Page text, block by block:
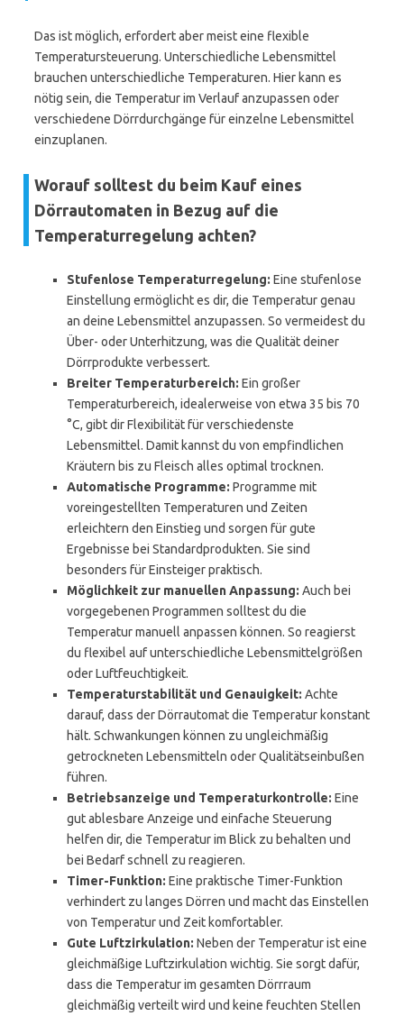
Das ist möglich, erfordert aber meist eine flexible
Temperatursteuerung. Unterschiedliche Lebensmittel
brauchen unterschiedliche Temperaturen. Hier kann es
nötig sein, die Temperatur im Verlauf anzupassen oder
verschiedene Dörrdurchgänge für einzelne Lebensmittel
einzuplanen.
Worauf solltest du beim Kauf eines
Dörrautomaten in Bezug auf die
Temperaturregelung achten?
Stufenlose Temperaturregelung: Eine stufenlose
Einstellung ermöglicht es dir, die Temperatur genau
an deine Lebensmittel anzupassen. So vermeidest du
Über- oder Unterhitzung, was die Qualität deiner
Dörrprodukte verbessert.
Breiter Temperaturbereich: Ein großer
Temperaturbereich, idealerweise von etwa 35 bis 70
°C, gibt dir Flexibilität für verschiedenste
Lebensmittel. Damit kannst du von empfindlichen
Kräutern bis zu Fleisch alles optimal trocknen.
Automatische Programme: Programme mit
voreingestellten Temperaturen und Zeiten
erleichtern den Einstieg und sorgen für gute
Ergebnisse bei Standardprodukten. Sie sind
besonders für Einsteiger praktisch.
Möglichkeit zur manuellen Anpassung: Auch bei
vorgegebenen Programmen solltest du die
Temperatur manuell anpassen können. So reagierst
du flexibel auf unterschiedliche Lebensmittelgrößen
oder Luftfeuchtigkeit.
Temperaturstabilität und Genauigkeit: Achte
darauf, dass der Dörrautomat die Temperatur konstant
hält. Schwankungen können zu ungleichmäßig
getrockneten Lebensmitteln oder Qualitätseinbußen
führen.
Betriebsanzeige und Temperaturkontrolle: Eine
gut ablesbare Anzeige und einfache Steuerung
helfen dir, die Temperatur im Blick zu behalten und
bei Bedarf schnell zu reagieren.
Timer-Funktion: Eine praktische Timer-Funktion
verhindert zu langes Dörren und macht das Einstellen
von Temperatur und Zeit komfortabler.
Gute Luftzirkulation: Neben der Temperatur ist eine
gleichmäßige Luftzirkulation wichtig. Sie sorgt dafür,
dass die Temperatur im gesamten Dörrraum
gleichmäßig verteilt wird und keine feuchten Stellen